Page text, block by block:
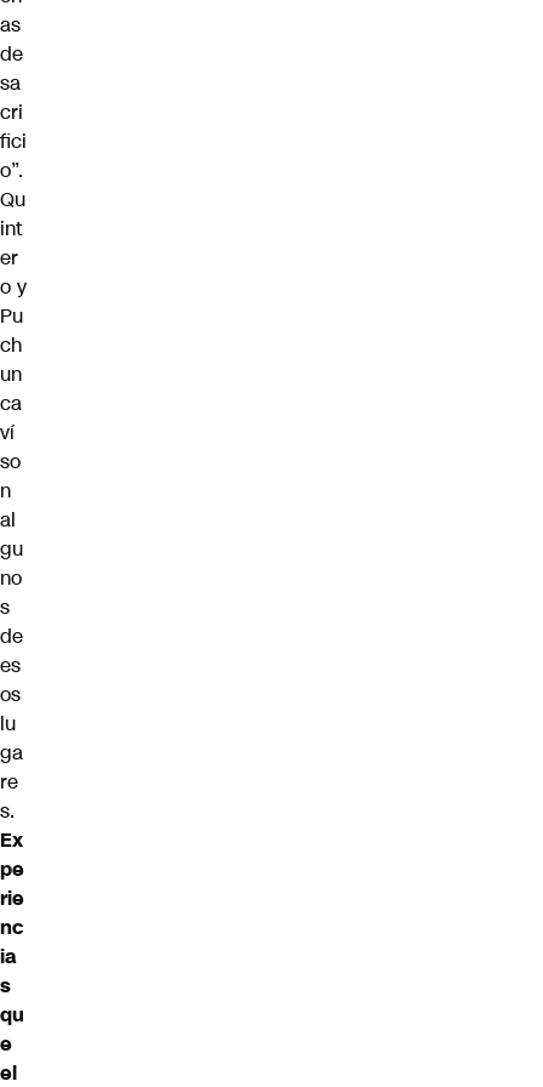
as
de
sa
cri
fici
o”.
Qu
int
er
o y
Pu
ch
un
ca
ví
so
n
al
gu
no
s
de
es
os
lu
ga
re
s.
Ex
pe
rie
nc
ia
s
qu
e
el